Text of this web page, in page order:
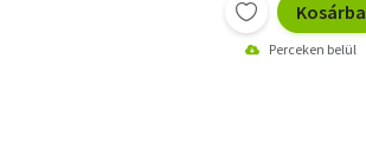
Kosárba
Perceken belül